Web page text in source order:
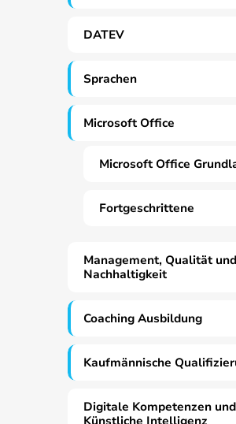
DATEV
Sprachen
Microsoft Office
Microsoft Office
Fortgeschrittene
Management, Qualität und
Nachhaltigkeit
Coaching Ausbildung
Kaufmännische
Digitale Kompetenzen und